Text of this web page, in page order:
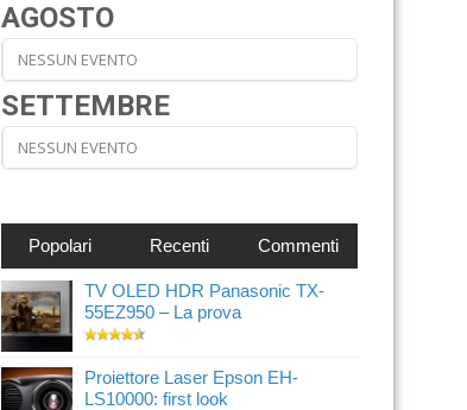
AGOSTO
NESSUN EVENTO
SETTEMBRE
NESSUN EVENTO
Popolari Recenti Commenti
TV OLED HDR Panasonic TX-
55EZ950 – La prova
Proiettore Laser Epson EH-
LS10000: first look